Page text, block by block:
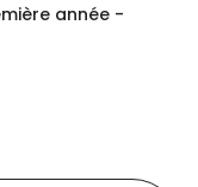
année -